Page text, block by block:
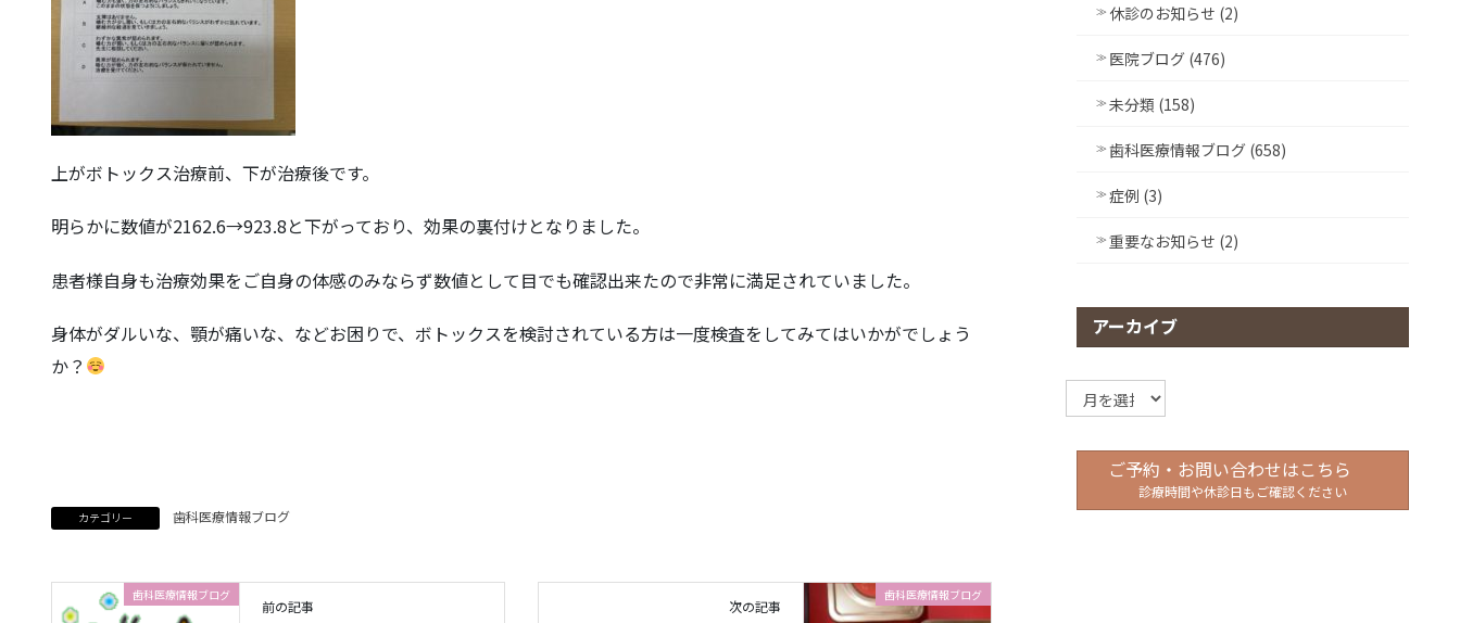
上がボトックス治療前、下が治療後です。
明らかに数値が2162.6→923.8と下がっており、効果の裏付けとなりました。
患者様自身も治療効果をご自身の体感のみならず数値として目でも確認出来たので非常に満足されていました。
身体がダルいな、顎が痛いな、などお困りで、ボトックスを検討されている方は一度検査をしてみてはいかがでしょう
か？
カテゴリー 歯科医療情報ブログ
歯科医療情報ブログ
前の記事
歯科医療情報ブログ
次の記事
休診のお知らせ (2)
医院ブログ (476)
未分類 (158)
歯科医療情報ブログ (658)
症例 (3)
重要なお知らせ (2)
アーカイブ
ア
ー
イ
ご予約・お問い合わせはこちら
診療時間や休診日もご確認ください